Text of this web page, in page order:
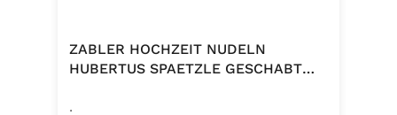
ZABLER HOCHZEIT NUDELN
HUBERTUS SPAETZLE GESCHABT
.